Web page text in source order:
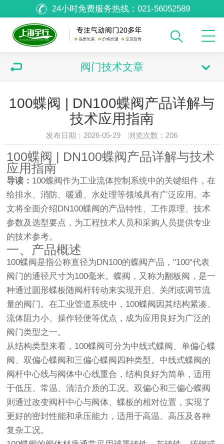
24小时免费服务热线： 021-56052589
阀门技术文章
100蝶阀 | DN100蝶阀产品详解与
技术应用指南
发布日期：2026-05-29 浏览次数： 206
100蝶阀 | DN100蝶阀产品详解与技术
应用指南
导读： 100蝶阀作为工业流体控制系统中的关键组件，在
给排水、消防、暖通、水处理等领域具有广泛应用。本
文将全面介绍DN100蝶阀的产品特性、工作原理、技术
参数及选型要点，为工程技术人员和采购人员提供专业
的技术参考。
一、产品概述
100蝶阀是指公称直径为DN100的蝶阀产品，"100"代表
阀门的通径尺寸为100毫米。蝶阀，又称为翻板阀，是一
种通过圆形蝶板随阀杆转动来实现开启、关闭或调节流
量的阀门。在工业管道系统中，100蝶阀因其结构紧凑、
流体阻力小、操作轻便等优点，成为应用良好为广泛的
阀门类型之一。
从结构类型来看，100蝶阀可分为中线式蝶阀、单偏心蝶
阀、双偏心蝶阀和三偏心蝶阀四种类型。中线式蝶阀的
阀杆中心线与阀体中心线重合，结构良好为简单，适用
于低压、常温、清洁介质的工况。双偏心和三偏心蝶阀
则通过改变阀杆中心与阀体、蝶板的相对位置，实现了
更好的密封性能和承压能力，适用于高温、高压及各种
复杂工况。